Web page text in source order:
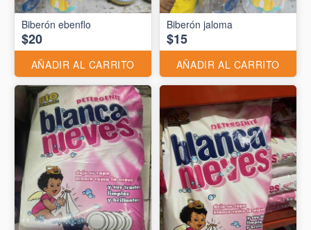
Biberón ebenflo
$20
AÑADIR AL CARRITO
Biberón jaloma
$15
AÑADIR AL CARRITO